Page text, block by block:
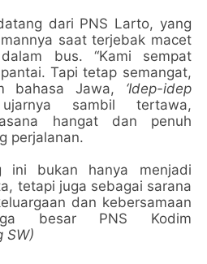
dari PNS Larto, yang
saat terjebak macet
bus. “Kami sempat
Tapi tetap semangat,
bahasa Jawa, ‘Idep-idep
sambil tertawa,
hangat dan penuh
perjalanan.
ini bukan hanya menjadi
tetapi juga sebagai sarana
dan kebersamaan
besar PNS Kodim
SW)